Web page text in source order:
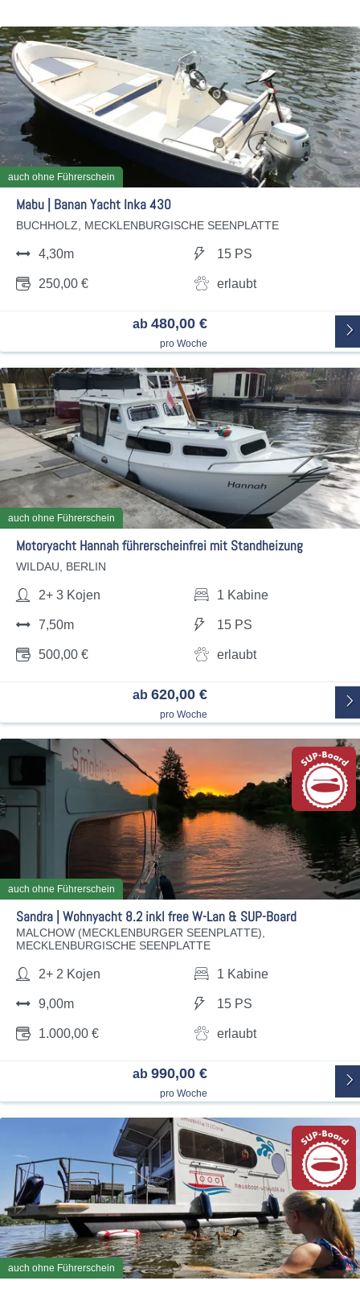
auch ohne Führerschein
Mabu | Banan Yacht Inka 430
BUCHHOLZ, MECKLENBURGISCHE SEENPLATTE
4,30m 15 PS
250,00 € erlaubt
ab 480,00 €
pro Woche
auch ohne Führerschein
Motoryacht Hannah führerscheinfrei mit Standheizung
WILDAU, BERLIN
2+ 3 Kojen 1 Kabine
7,50m 15 PS
500,00 € erlaubt
ab 620,00 €
pro Woche
auch ohne Führerschein
Sandra | Wohnyacht 8.2 inkl free W-Lan & SUP-Board
MALCHOW (MECKLENBURGER SEENPLATTE),
MECKLENBURGISCHE SEENPLATTE
2+ 2 Kojen 1 Kabine
9,00m 15 PS
1.000,00 € erlaubt
ab 990,00 €
pro Woche
auch ohne Führerschein